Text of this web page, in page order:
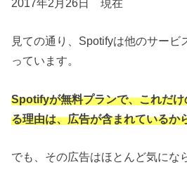
2017年2月26日 現在
見ての通り、Spotifyは他のサービ
っています。
Spotifyが無料プランで、これだ
る理由は、広告が含まれているか
でも、その広告はほとんど気にな